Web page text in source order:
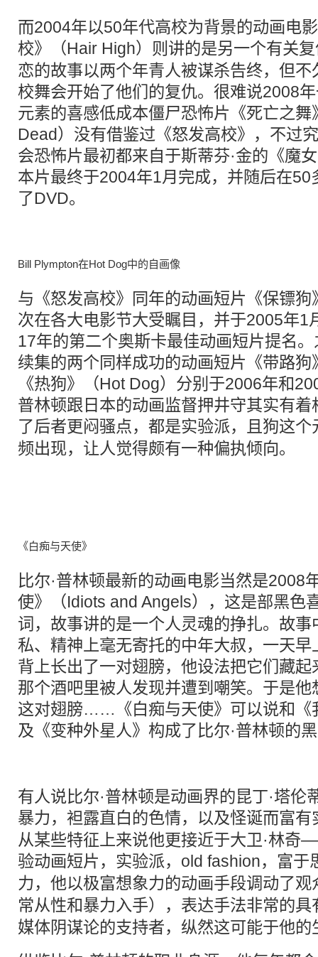
而2004年以50年代高校为背景的动画电
校》（Hair High）则讲的是另一个有关
恋的故事以两个年青人被谋杀告终，但
校舞会开始了他们的复仇。很难说2008
元素的喜感低成本僵尸恐怖片《死亡之
Dead）没有借鉴过《怒发高校》，不过
会恐怖片最初都来自于斯蒂芬·金的《魔
本片最终于2004年1月完成，并随后在50
了DVD。
Bill Plympton在Hot Dog中的自画像
与《怒发高校》同年的动画短片《保镖
次在各大电影节大受瞩目，并于2005年1
17年的第二个奥斯卡最佳动画短片提名
续集的两个同样成功的动画短片《带路
《热狗》（Hot Dog）分别于2006年和
普林顿跟日本的动画监督押井守其实有
了后者更闷骚点，都是实验派，且狗这个
频出现，让人觉得颇有一种偏执倾向。
《白痴与天使》
比尔·普林顿最新的动画电影当然是2008
使》（Idiots and Angels），这是部黑色
词，故事讲的是一个人灵魂的挣扎。故
私、精神上毫无寄托的中年大叔，一天
背上长出了一对翅膀，他设法把它们藏
那个酒吧里被人发现并遭到嘲笑。于是
这对翅膀……《白痴与天使》可以说和《
及《变种外星人》构成了比尔·普林顿的
有人说比尔·普林顿是动画界的昆丁·塔伦
暴力 ，袒露直白的色情，以及怪诞而富有
从某些特征上来说他更接近于大卫·林
验动画短片，实验派，old fashion，富于
力 ，他以极富想象力的动画手段调动了
常从性和暴力入手），表达手法非常的
媒体阴谋论的支持者，纵然这可能于他的